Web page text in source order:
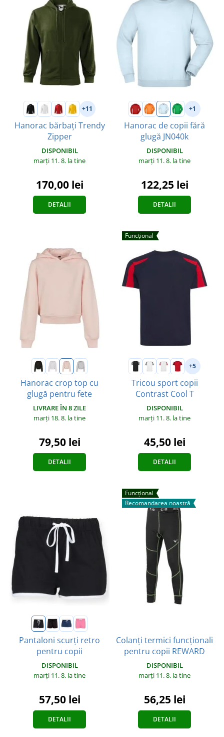
+11
Hanorac bărbați Trendy
Zipper
DISPONIBIL
marți 11. 8. la tine
170,00 lei
DETALII
+1
Hanorac de copii fără
glugă JN040k
DISPONIBIL
marți 11. 8. la tine
122,25 lei
DETALII
Hanorac crop top cu
glugă pentru fete
LIVRARE ÎN 8 ZILE
marți 18. 8. la tine
79,50 lei
DETALII
Funcțional
+5
Tricou sport copii
Contrast Cool T
DISPONIBIL
marți 11. 8. la tine
45,50 lei
DETALII
Pantaloni scurți retro
pentru copii
DISPONIBIL
marți 11. 8. la tine
57,50 lei
DETALII
Funcțional
Recomandarea noastră
Colanți termici funcționali
pentru copii REWARD
DISPONIBIL
marți 11. 8. la tine
56,25 lei
DETALII